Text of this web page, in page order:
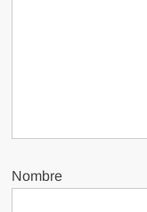
Nombre